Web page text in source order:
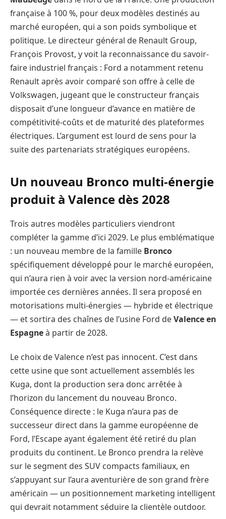
française à 100 %, pour deux modèles destinés au
marché européen, qui a son poids symbolique et
politique. Le directeur général de Renault Group,
François Provost, y voit la reconnaissance du savoir-
faire industriel français : Ford a notamment retenu
Renault après avoir comparé son offre à celle de
Volkswagen, jugeant que le constructeur français
disposait d’une longueur d’avance en matière de
compétitivité-coûts et de maturité des plateformes
électriques. L’argument est lourd de sens pour la
suite des partenariats stratégiques européens.
Un nouveau Bronco multi-énergie
produit à Valence dès 2028
Trois autres modèles particuliers viendront
compléter la gamme d’ici 2029. Le plus emblématique
: un nouveau membre de la famille Bronco
spécifiquement développé pour le marché européen,
qui n’aura rien à voir avec la version nord-américaine
importée ces dernières années. Il sera proposé en
motorisations multi-énergies — hybride et électrique
— et sortira des chaînes de l’usine Ford deValence en
Espagneà partir de 2028.
Le choix de Valence n’est pas innocent. C’est dans
cette usine que sont actuellement assemblés les
Kuga, dont la production sera donc arrêtée à
l’horizon du lancement du nouveau Bronco.
Conséquence directe : le Kuga n’aura pas de
successeur direct dans la gamme européenne de
Ford, l’Escape ayant également été retiré du plan
produits du continent. Le Bronco prendra la relève
sur le segment des SUV compacts familiaux, en
s’appuyant sur l’aura aventurière de son grand frère
américain — un positionnement marketing intelligent
qui devrait notamment séduire la clientèle outdoor.